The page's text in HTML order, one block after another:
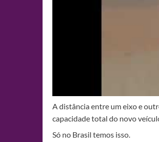
A distância entre um eixo e
capacidade total do novo
Só no Brasil temos isso.